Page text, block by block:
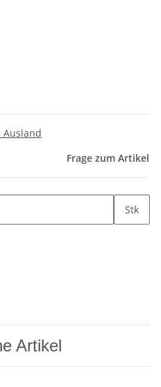
Ausland
Frage zum Artikel
Stk
Artikel